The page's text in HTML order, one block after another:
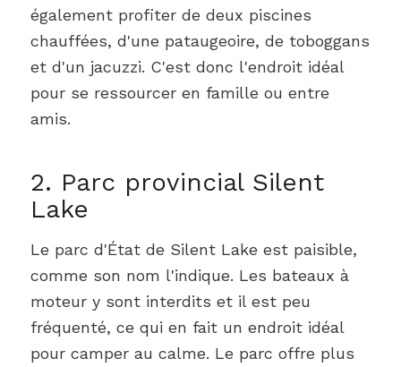
également profiter de deux piscines
chauffées, d'une pataugeoire, de toboggans
et d'un jacuzzi. C'est donc l'endroit idéal
pour se ressourcer en famille ou entre
amis.
2. Parc provincial Silent
Lake
Le parc d'État de Silent Lake est paisible,
comme son nom l'indique. Les bateaux à
moteur y sont interdits et il est peu
fréquenté, ce qui en fait un endroit idéal
pour camper au calme. Le parc offre plus